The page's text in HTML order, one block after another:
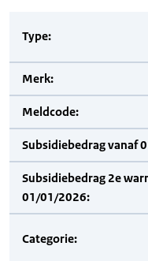
Type:
Merk:
Meldcode:
Subsidiebedrag vanaf
Subsidiebedrag 2e
01/01/2026:
Categorie: